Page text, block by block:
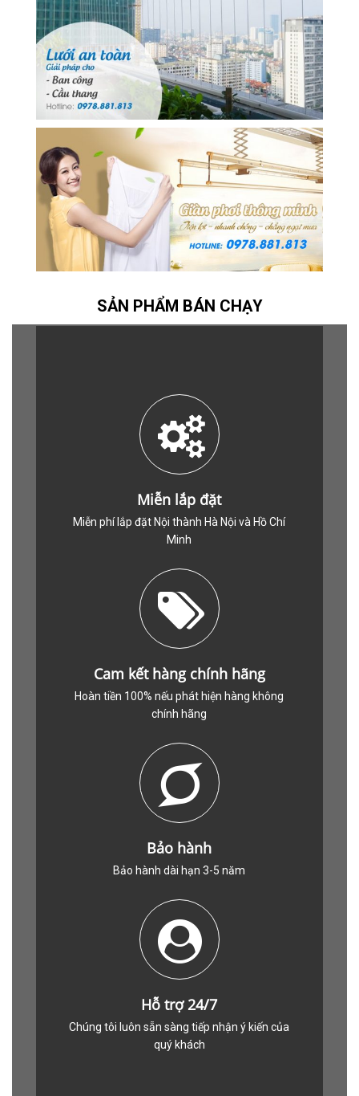
SẢN PHẨM BÁN CHẠY
Miễn lắp đặt
Miễn phí lắp đặt Nội thành Hà Nội và Hồ Chí
Minh
Cam kết hàng chính hãng
Hoàn tiền 100% nếu phát hiện hàng không
chính hãng
Bảo hành
Bảo hành dài hạn 3-5 năm
Hỗ trợ 24/7
Chúng tôi luôn sẵn sàng tiếp nhận ý kiến của
quý khách